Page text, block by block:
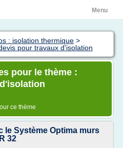
Menu
: isolation thermique >
pour travaux d'isolation
pour le thème :
ce thème
le Système Optima murs
32